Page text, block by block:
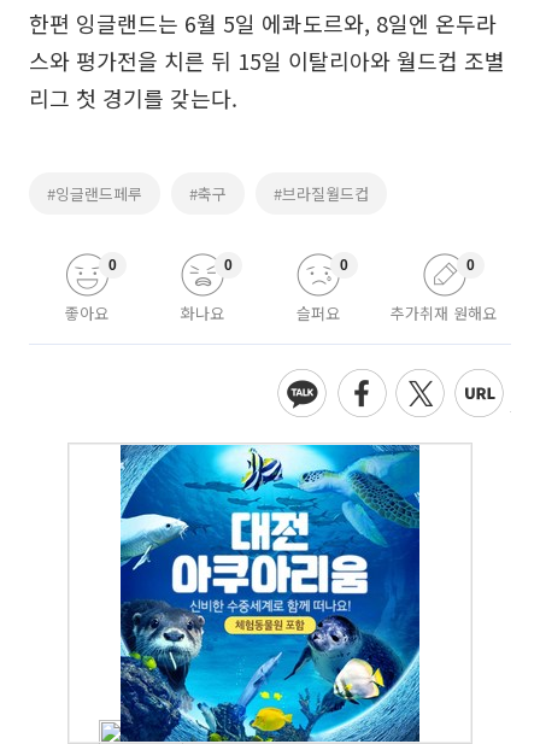
한편 잉글랜드는 6월 5일 에콰도르와, 8일엔 온두라
스와 평가전을 치른 뒤 15일 이탈리아와 월드컵 조별
리그 첫 경기를 갖는다.
#잉글랜드페루 #축구 #브라질월드컵
좋아요
0
화나요
0
슬퍼요
0
추가취재 원해요
0